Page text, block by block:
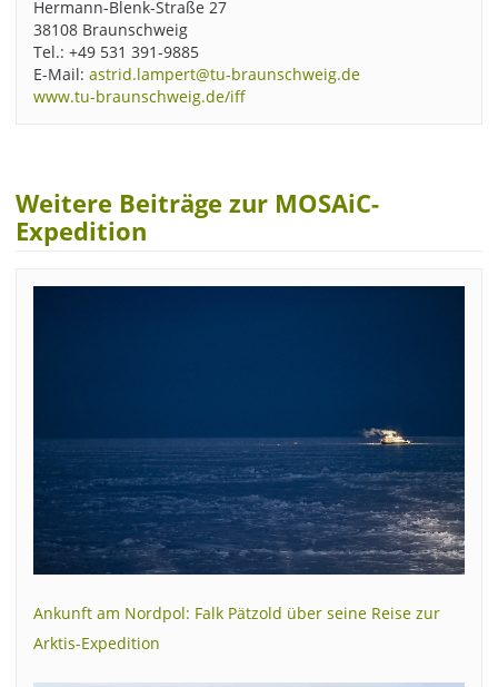
Hermann-Blenk-Straße 27
38108 Braunschweig
Tel.: +49 531 391-9885
E-Mail: astrid.lampert@tu-braunschweig.de
www.tu-braunschweig.de/iff
Weitere Beiträge zur MOSAiC-
Expedition
Ankunft am Nordpol: Falk Pätzold über seine Reise zur
Arktis-Expedition